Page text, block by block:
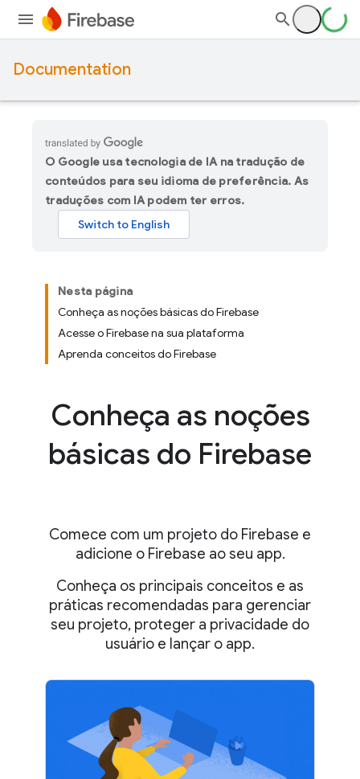
Documentation
O Google usa tecnologia de IA na tradução de
conteúdos para seu idioma de preferência. As
traduções com IA podem ter erros.
Nesta página
Conheça as noções básicas do Firebase
Acesse o Firebase na sua plataforma
Aprenda conceitos do Firebase
Conheça as noções
básicas do Firebase
Comece com um projeto do Firebase e
adicione o Firebase ao seu app.
Conheça os principais conceitos e as
práticas recomendadas para gerenciar
seu projeto, proteger a privacidade do
usuário e lançar o app.